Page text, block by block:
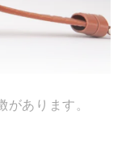
あります。